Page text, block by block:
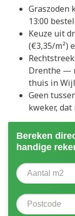
Graszoden
13:00
Keuze uit
(€3,35/m²)
Drenthe —
thuis in
Geen
kweker,
Bereken
handige
Aantal
Postcode